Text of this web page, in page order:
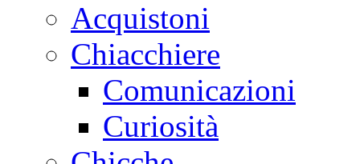
Acquistoni
Chiacchiere
Comunicazioni
Curiosità